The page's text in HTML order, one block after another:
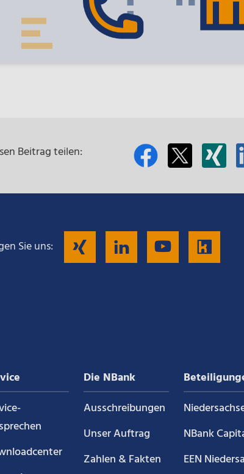
Beitrag teilen:
Sie uns:
Folgen
auf
Xing
Folgen
LinkedIn
Folgen
auf
Die NBank
Ausschreibungen
Unser Auftrag
Zahlen & Fakten
NBank
EEN